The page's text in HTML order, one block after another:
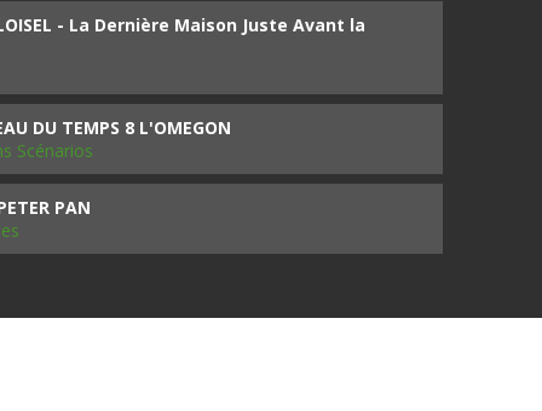
- La Dernière Maison Juste Avant la
DU TEMPS 8 L'OMEGON
Scénarios
PAN